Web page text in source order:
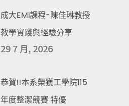
成大EMI課程-陳佳琳教授
教學實踐與經驗分享
29 7 月, 2026
恭賀!!本系榮獲工學院115
年度整潔競賽 特優